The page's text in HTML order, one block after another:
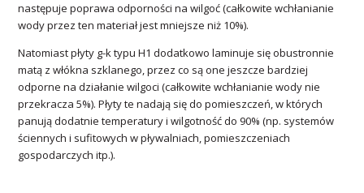
następuje poprawa odporności na wilgoć (całkowite wchłanianie
wody przez ten materiał jest mniejsze niż 10%).
Natomiast płyty g-k typu H1 dodatkowo laminuje się obustronnie
matą z włókna szklanego, przez co są one jeszcze bardziej
odporne na działanie wilgoci (całkowite wchłanianie wody nie
przekracza 5%). Płyty te nadają się do pomieszczeń, w których
panują dodatnie temperatury i wilgotność do 90% (np. systemów
ściennych i sufitowych w pływalniach, pomieszczeniach
gospodarczych itp.).